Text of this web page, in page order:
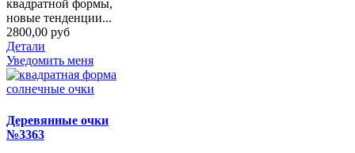
квадратной формы,
новые тенденции...
2800,00 руб
Детали
Уведомить меня
Деревянные очки
№3363